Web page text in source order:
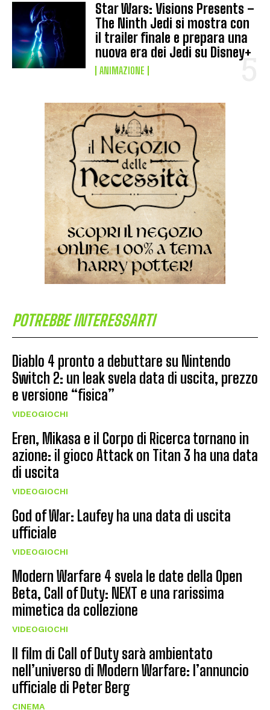
Star Wars: Visions Presents –
The Ninth Jedi si mostra con
il trailer finale e prepara una
nuova era dei Jedi su Disney+
ANIMAZIONE
POTREBBE INTERESSARTI
Diablo 4 pronto a debuttare su Nintendo
Switch 2: un leak svela data di uscita, prezzo
e versione “fisica”
VIDEOGIOCHI
Eren, Mikasa e il Corpo di Ricerca tornano in
azione: il gioco Attack on Titan 3 ha una data
di uscita
VIDEOGIOCHI
God of War: Laufey ha una data di uscita
ufficiale
VIDEOGIOCHI
Modern Warfare 4 svela le date della Open
Beta, Call of Duty: NEXT e una rarissima
mimetica da collezione
VIDEOGIOCHI
Il film di Call of Duty sarà ambientato
nell’universo di Modern Warfare: l’annuncio
ufficiale di Peter Berg
CINEMA